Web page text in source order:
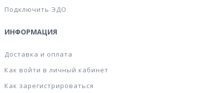
Подключить ЭДО
ИНФОРМАЦИЯ
Доставка и оплата
Как войти в личный кабинет
Как зарегистрироваться